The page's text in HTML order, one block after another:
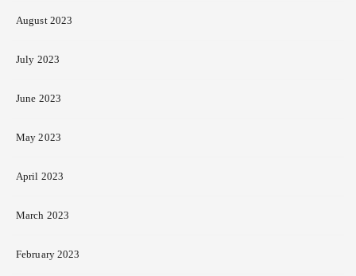
August 2023
July 2023
June 2023
May 2023
April 2023
March 2023
February 2023